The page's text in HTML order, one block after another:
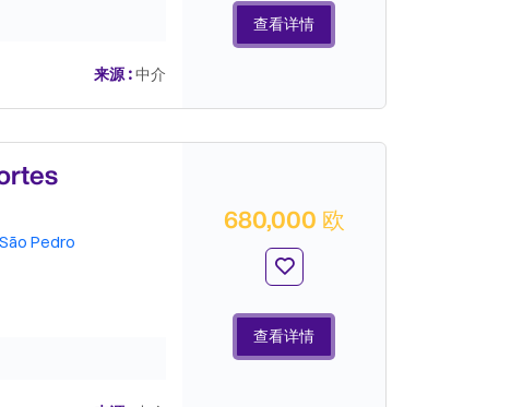
性。在室外，还有一
优势之一：位于一个
保了生活质量和未来
来源 :中介
查看详情
São Pedro
680,000 欧
查看详情